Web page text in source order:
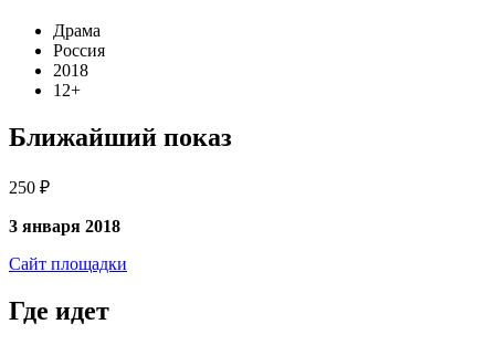
Драма
Россия
2018
12+
Ближайший показ
250 ₽
3 января 2018
Сайт площадки
Где идет